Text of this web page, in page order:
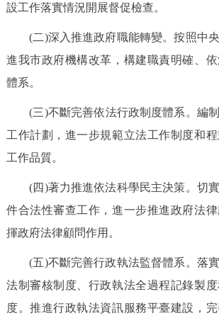
設工作落實情況開展督促檢查。
(二)深入推進政府職能轉變。按照中央
進我市政府機構改革，構建職責明確、
體系。
(三)不斷完善依法行政制度體系。編制
工作計劃，進一步規範立法工作制度和
工作品質。
(四)著力推進依法科學民主決策。切實
件合法性審查工作，進一步推進政府法
揮政府法律顧問作用。
(五)不斷完善行政執法監督體系。落實
法制審核制度、行政執法全過程記錄製
度。推進行政執法資訊服務平臺建設，